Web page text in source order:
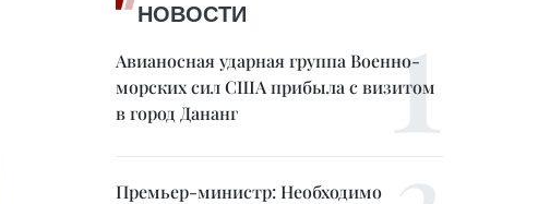
НОВОСТИ
Авианосная ударная группа Военно-
морских сил США прибыла с визитом
в город Дананг
Премьер-министр: Необходимо